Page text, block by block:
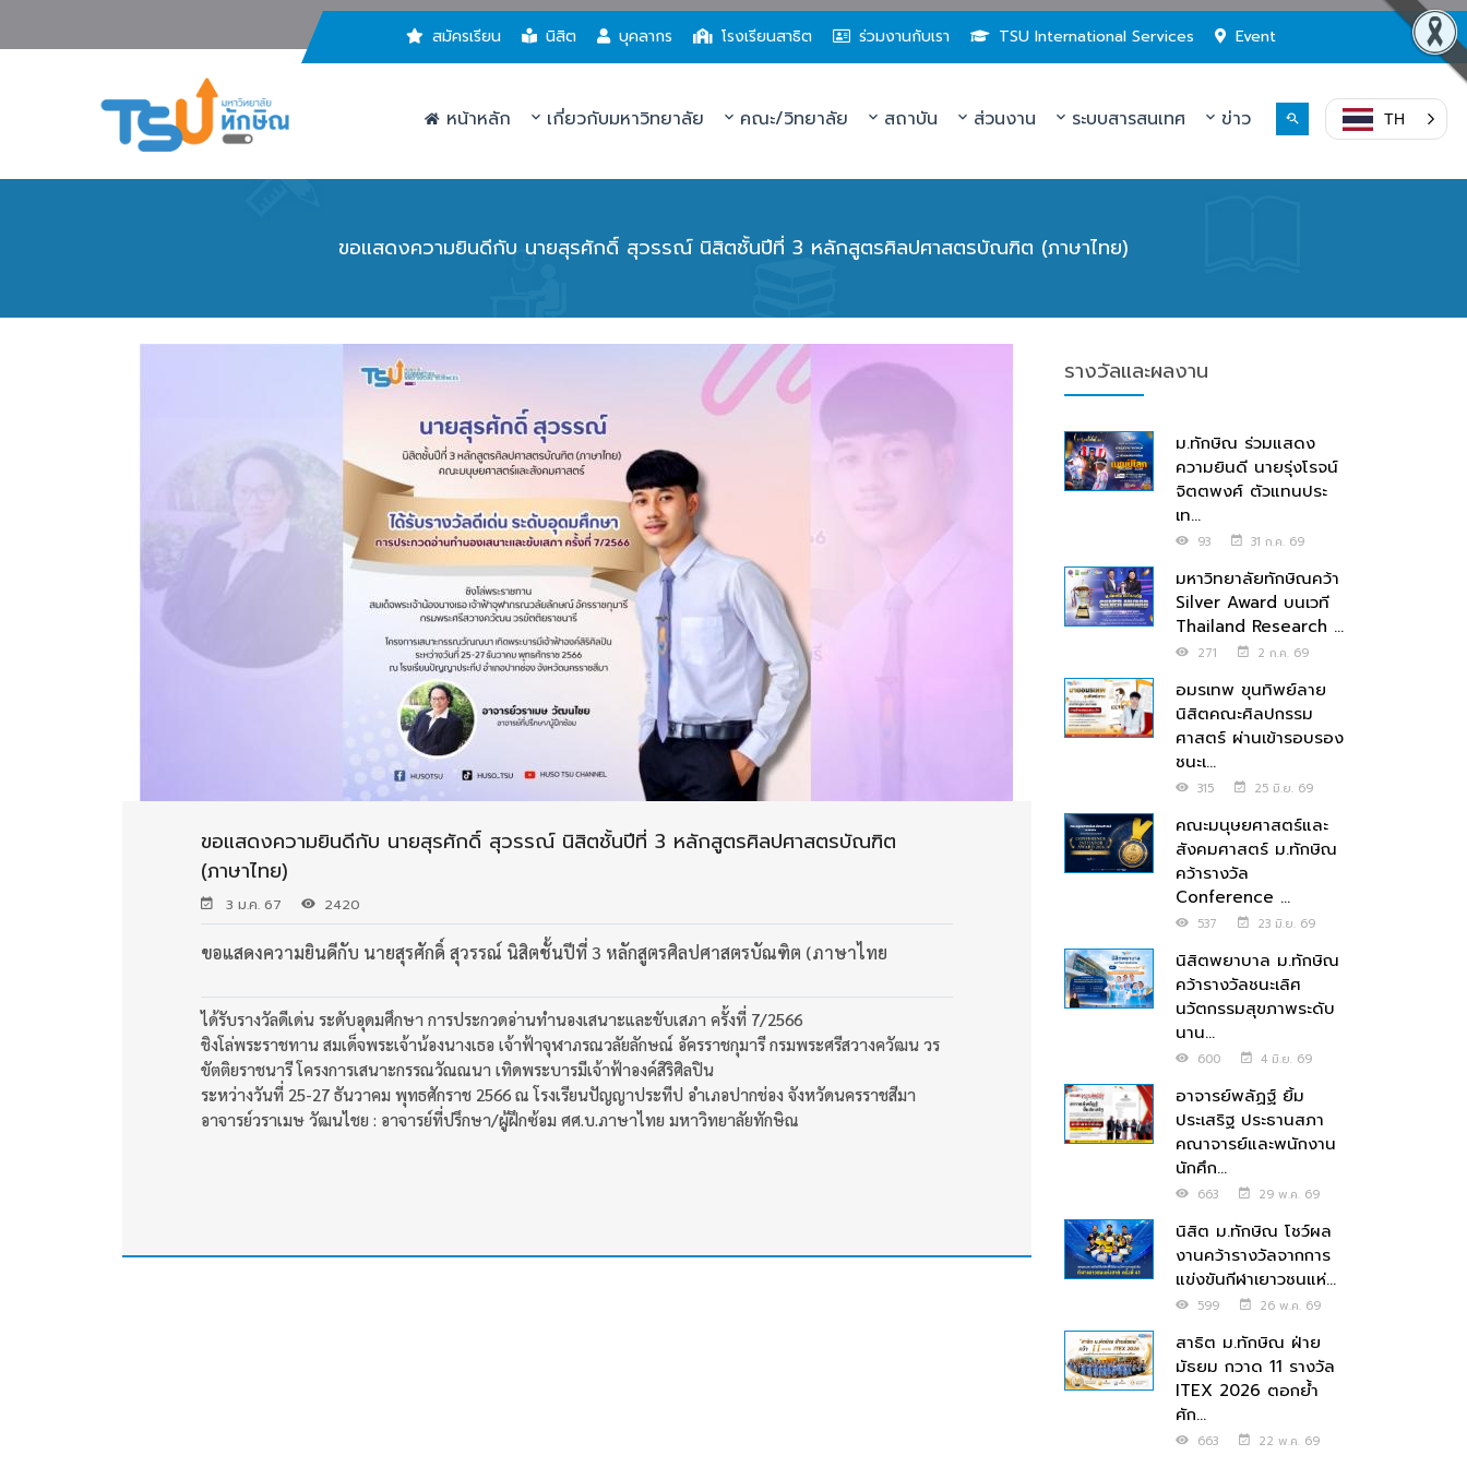
สมัครเรียน นิสิต บุคลากร โรงเรียนสาธิต ร่วมงานกับเรา TSU International Services Event
หน้าหลัก เกี่ยวกับมหาวิทยาลัย คณะ/วิทยาลัย สถาบัน ส่วนงาน ระบบสารสนเทศ ข่าว TH
ขอแสดงความยินดีกับ นายสุรศักดิ์ สุวรรณ์ นิสิตชั้นปีที่ 3 หลักสูตรศิลปศาสตรบัณฑิต (ภาษาไทย)
ขอแสดงความยินดีกับ นายสุรศักดิ์ สุวรรณ์ นิสิตชั้นปีที่ 3 หลักสูตรศิลปศาสตรบัณฑิต
(ภาษาไทย)
3 ม.ค. 67 2420
ขอแสดงความยินดีกับ นายสุรศักดิ์ สุวรรณ์ นิสิตชั้นปีที่ 3 หลักสูตรศิลปศาสตรบัณฑิต (ภาษาไทย
ได้รับรางวัลดีเด่น ระดับอุดมศึกษา การประกวดอ่านทำนองเสนาะและขับเสภา ครั้งที่ 7/2566
ชิงโล่พระราชทาน สมเด็จพระเจ้าน้องนางเธอ เจ้าฟ้าจุฬาภรณวลัยลักษณ์ อัครราชกุมารี กรมพระศรีสวางควัฒน วร
ขัตติยราชนารี โครงการเสนาะกรรณวัณณนา เทิดพระบารมีเจ้าฟ้าองค์สิริศิลปิน
ระหว่างวันที่ 25-27 ธันวาคม พุทธศักราช 2566 ณ โรงเรียนปัญญาประทีป อำเภอปากช่อง จังหวัดนครราชสีมา
อาจารย์วราเมษ วัฒนไชย : อาจารย์ที่ปรึกษา/ผู้ฝึกซ้อม ศศ.บ.ภาษาไทย มหาวิทยาลัยทักษิณ
รางวัลและผลงาน
ม.ทักษิณ ร่วมแสดง
ความยินดี นายรุ่งโรจน์
จิตตพงศ์ ตัวแทนประ
เท...
93 31 ก.ค. 69
มหาวิทยาลัยทักษิณคว้า
Silver Award บนเวที
Thailand Research ...
271 2 ก.ค. 69
อมรเทพ ขุนทิพย์ลาย
นิสิตคณะศิลปกรรม
ศาสตร์ ผ่านเข้ารอบรอง
ชนะเ...
315 25 มิ.ย. 69
คณะมนุษยศาสตร์และ
สังคมศาสตร์ ม.ทักษิณ
คว้ารางวัล
Conference ...
537 23 มิ.ย. 69
นิสิตพยาบาล ม.ทักษิณ
คว้ารางวัลชนะเลิศ
นวัตกรรมสุขภาพระดับ
นาน...
600 4 มิ.ย. 69
อาจารย์พลัฏฐ์ ยิ้ม
ประเสริฐ ประธานสภา
คณาจารย์และพนักงาน
นักศึก...
663 29 พ.ค. 69
นิสิต ม.ทักษิณ โชว์ผล
งานคว้ารางวัลจากการ
แข่งขันกีฬาเยาวชนแห่...
599 26 พ.ค. 69
สาธิต ม.ทักษิณ ฝ่าย
มัธยม กวาด 11 รางวัล
ITEX 2026 ตอกย้ำ
ศัก...
663 22 พ.ค. 69